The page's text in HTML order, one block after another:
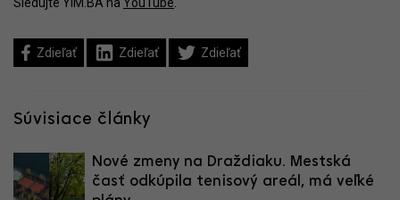
Sledujte YIM.BA na YouTube.
Zdieľať Zdieľať Zdieľať
Súvisiace články
Nové zmeny na Draždiaku. Mestská
časť odkúpila tenisový areál, má veľké